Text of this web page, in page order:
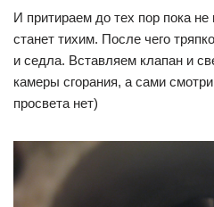
И притираем до тех пор пока не
станет тихим. После чего
и седла. Вставляем клапан и
камеры сгорания, а сами
просвета нет)